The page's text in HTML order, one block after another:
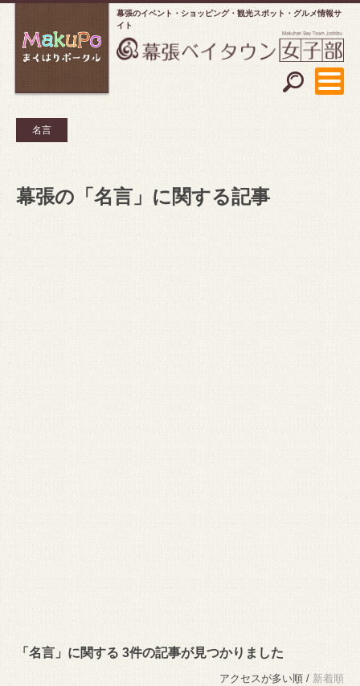
幕張のイベント・ショッピング
観光スポット・グルメ情報サ
イト
名言
幕張の「名言」に関する記事
「名言」に関する 3件の記事が見つかりました
アクセスが多い順 / 新着順